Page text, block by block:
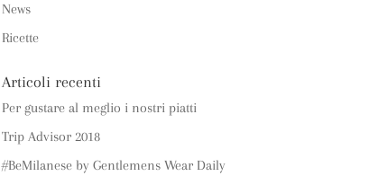
News
Ricette
Articoli recenti
Per gustare al meglio i nostri piatti
Trip Advisor 2018
#BeMilanese by Gentlemens Wear Daily